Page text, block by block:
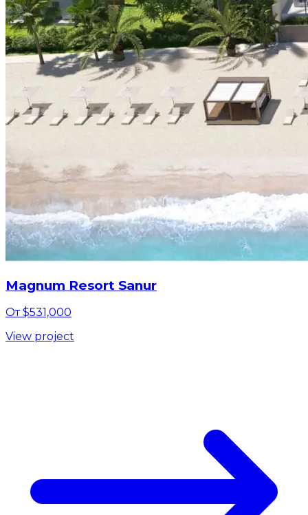
Magnum Resort Sanur
От $531,000
View project